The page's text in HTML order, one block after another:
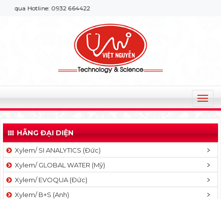
Hotline: 0932 664422
T
o
g
l
v
HÃNG ĐẠI DIỆN
Xylem/ SI ANALYTICS (Đức)
Xylem/ GLOBAL WATER (Mỹ)
Xylem/ EVOQUA (Đức)
Xylem/ B+S (Anh)